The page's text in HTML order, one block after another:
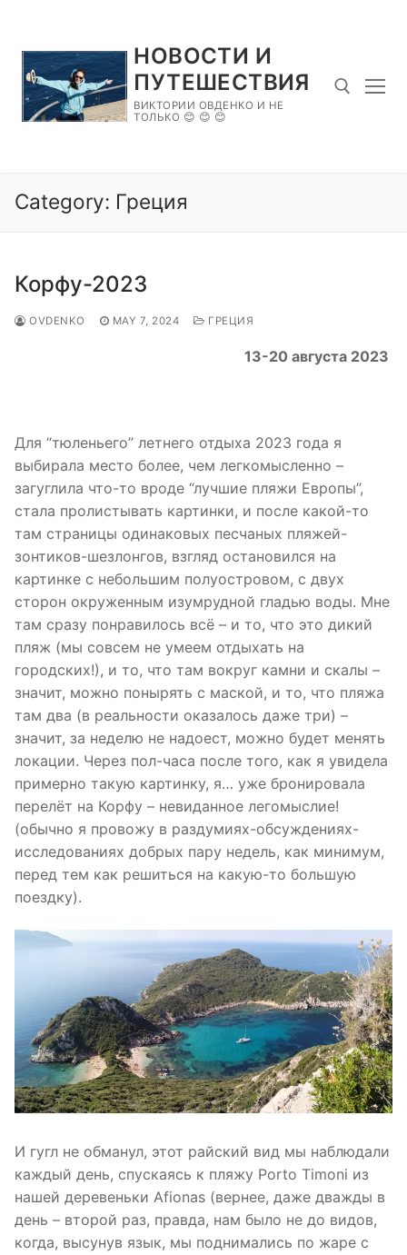
content
НОВОСТИ И
ПУТЕШЕСТВИЯ
ВИКТОРИИ ОВДЕНКО И НЕ
ТОЛЬКО 😊 😊 😊
Category: Греция
Корфу-2023
OVDENKO MAY 7, 2024 ГРЕЦИЯ
13-20 августа 2023
Для “тюленьего” летнего отдыха 2023 года я
выбирала место более, чем легкомысленно –
загуглила что-то вроде “лучшие пляжи Европы”,
стала пролистывать картинки, и после какой-то
там страницы одинаковых песчаных пляжей-
зонтиков-шезлонгов, взгляд остановился на
картинке с небольшим полуостровом, с двух
сторон окруженным изумрудной гладью воды. Мне
там сразу понравилось всё – и то, что это дикий
пляж (мы совсем не умеем отдыхать на
городских!), и то, что там вокруг камни и скалы –
значит, можно понырять с маской, и то, что пляжа
там два (в реальности оказалось даже три) –
значит, за неделю не надоест, можно будет менять
локации. Через пол-часа после того, как я увидела
примерно такую картинку, я… уже бронировала
перелёт на Корфу – невиданное легомыслие!
(обычно я провожу в раздумиях-обсуждениях-
исследованиях добрых пару недель, как минимум,
перед тем как решиться на какую-то большую
поездку).
И гугл не обманул, этот райский вид мы наблюдали
каждый день, спускаясь к пляжу Porto Timoni из
нашей деревеньки Afionas (вернее, даже дважды в
день – второй раз, правда, нам было не до видов,
когда, высунув язык, мы поднимались по жаре с